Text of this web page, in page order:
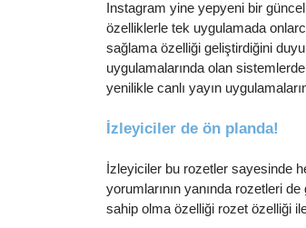
Instagram yine yepyeni bir
özelliklerle tek uygulamada
sağlama özelliği geliştirdiğini
uygulamalarında olan
yenilikle canlı yayın
İzleyiciler de ön planda!
İzleyiciler bu rozetler sayesinde
yorumlarının yanında rozetleri
sahip olma özelliği rozet özelliği